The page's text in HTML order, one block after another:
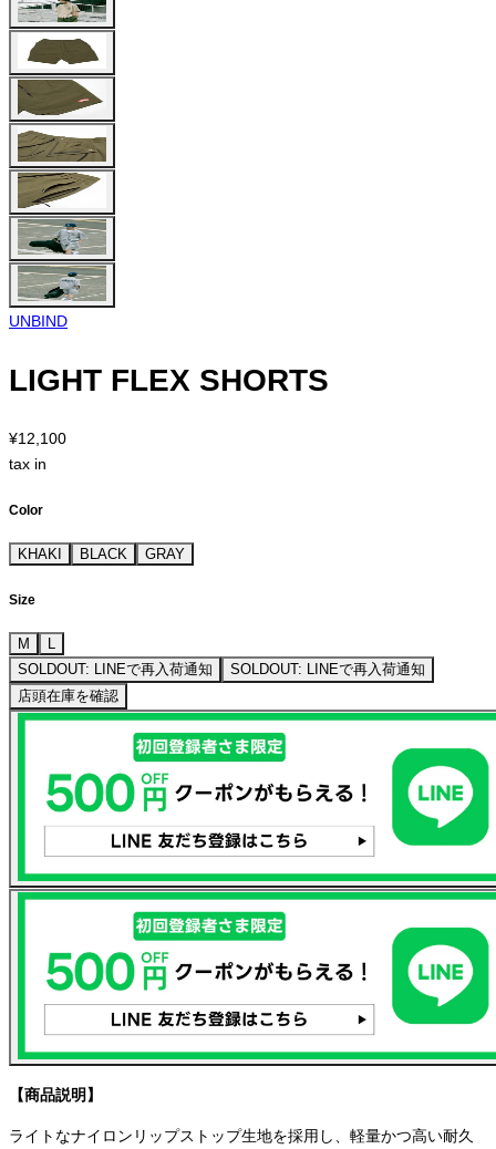
UNBIND
LIGHT FLEX SHORTS
¥12,100
tax in
Color
KHAKI BLACK GRAY
Size
M
L
SOLDOUT: LINEで再入荷通知
SOLDOUT: LINEで再入荷通知
店頭在庫を確認
【商品説明】
ライトなナイロンリップストップ生地を採用し、軽量かつ高い耐久